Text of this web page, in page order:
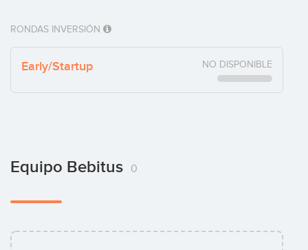
RONDAS INVERSIÓN
Early/Startup NO DISPONIBLE
Equipo Bebitus 0